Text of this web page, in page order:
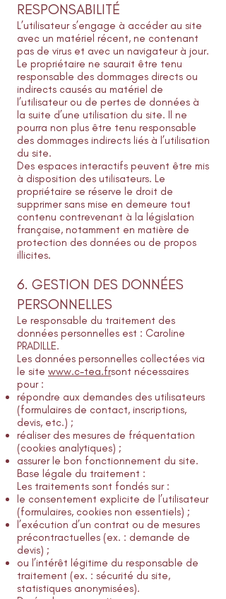
RESPONSABILITÉ
L’utilisateur s’engage à accéder au site
avec un matériel récent, ne contenant
pas de virus et avec un navigateur à jour.
Le propriétaire ne saurait être tenu
responsable des dommages directs ou
indirects causés au matériel de
l’utilisateur ou de pertes de données à
la suite d’une utilisation du site. Il ne
pourra non plus être tenu responsable
des dommages indirects liés à l’utilisation
du site.
Des espaces interactifs peuvent être mis
à disposition des utilisateurs. Le
propriétaire se réserve le droit de
supprimer sans mise en demeure tout
contenu contrevenant à la législation
française, notamment en matière de
protection des données ou de propos
illicites.
6. GESTION DES DONNÉES
PERSONNELLES
Le responsable du traitement des
données personnelles est : Caroline
PRADILLE.
Les données personnelles collectées via
le site www.c-tea.frsont nécessaires
pour :
répondre aux demandes des utilisateurs
(formulaires de contact, inscriptions,
devis, etc.) ;
réaliser des mesures de fréquentation
(cookies analytiques) ;
assurer le bon fonctionnement du site.
Base légale du traitement :
Les traitements sont fondés sur :
le consentement explicite de l’utilisateur
(formulaires, cookies non essentiels) ;
l’exécution d’un contrat ou de mesures
précontractuelles (ex. : demande de
devis) ;
ou l’intérêt légitime du responsable de
traitement (ex. : sécurité du site,
statistiques anonymisées).